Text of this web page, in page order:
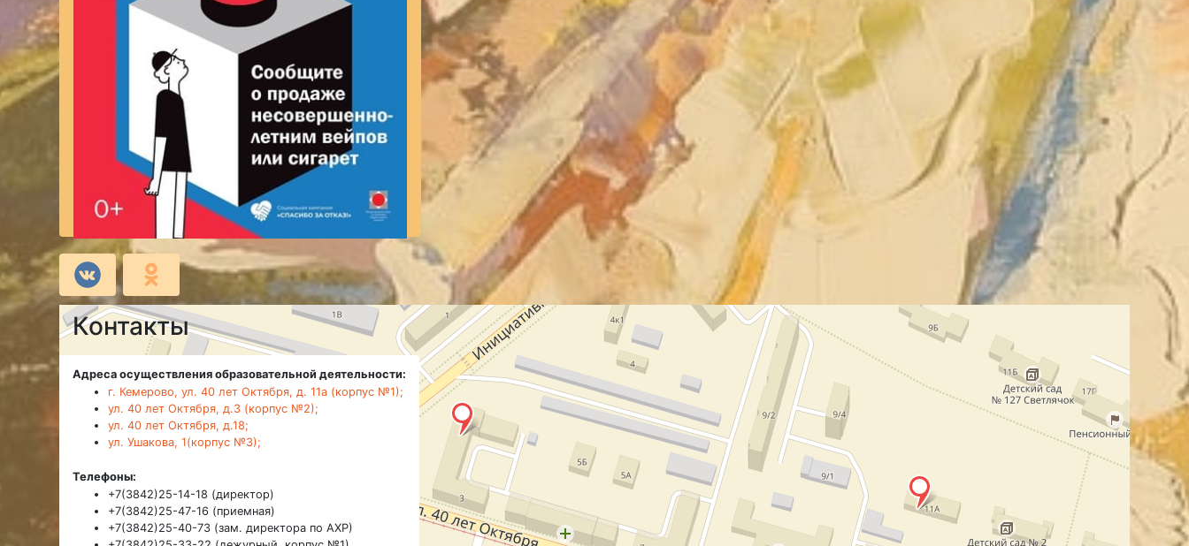
Контакты
Адреса осуществления образовательной деятельности:
г. Кемерово, ул. 40 лет Октября, д. 11а (корпус №1);
ул. 40 лет Октября, д.3 (корпус №2);
ул. 40 лет Октября, д.18;
ул. Ушакова, 1(корпус №3);
Телефоны:
+7(3842)25-14-18 (директор)
+7(3842)25-47-16 (приемная)
+7(3842)25-40-73 (зам. директора по АХР)